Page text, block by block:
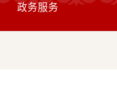
政务服务